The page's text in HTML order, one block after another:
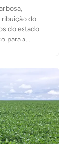
do
do estado
para a
da pedra